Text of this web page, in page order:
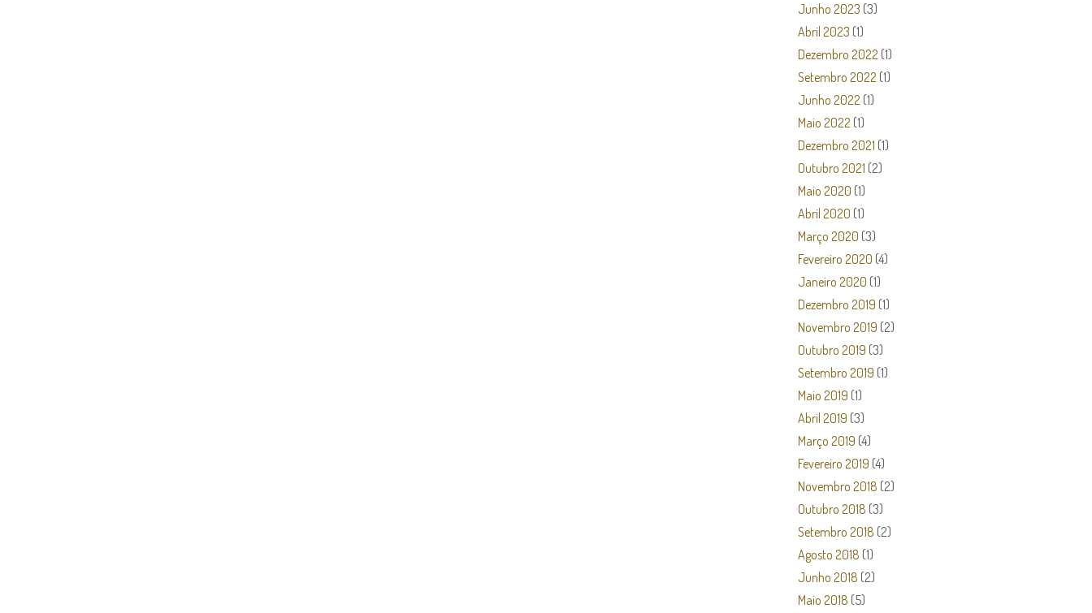
Junho 2023 (3)
Abril 2023 (1)
Dezembro 2022 (1)
Setembro 2022 (1)
Junho 2022 (1)
Maio 2022 (1)
Dezembro 2021 (1)
Outubro 2021 (2)
Maio 2020 (1)
Abril 2020 (1)
Março 2020 (3)
Fevereiro 2020 (4)
Janeiro 2020 (1)
Dezembro 2019 (1)
Novembro 2019 (2)
Outubro 2019 (3)
Setembro 2019 (1)
Maio 2019 (1)
Abril 2019 (3)
Março 2019 (4)
Fevereiro 2019 (4)
Novembro 2018 (2)
Outubro 2018 (3)
Setembro 2018 (2)
Agosto 2018 (1)
Junho 2018 (2)
Maio 2018 (5)